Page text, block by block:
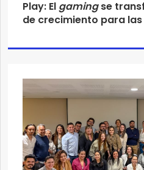
Play: El gamingse
de crecimiento para